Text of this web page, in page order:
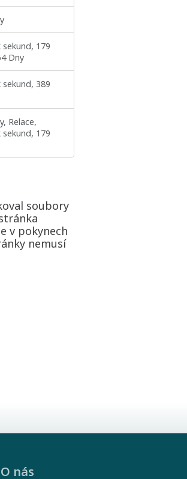
sekund, 179
Dny
sekund, 389
Relace,
sekund, 179
soubory
v pokynech
nemusí
O nás